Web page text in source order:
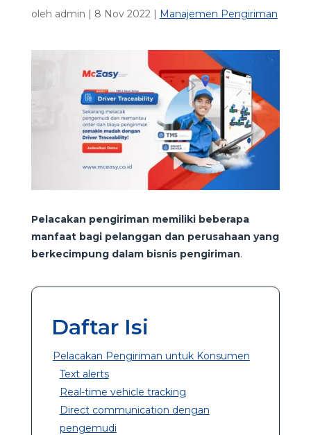
oleh admin | 8 Nov 2022| Manajemen Pengiriman
Pelacakan pengiriman memiliki beberapa
manfaat bagi pelanggan dan perusahaan yang
berkecimpung dalam bisnis pengiriman.
Daftar Isi
Pelacakan Pengiriman untuk Konsumen
Text alerts
Real-time vehicle tracking
Direct communication dengan
pengemudi